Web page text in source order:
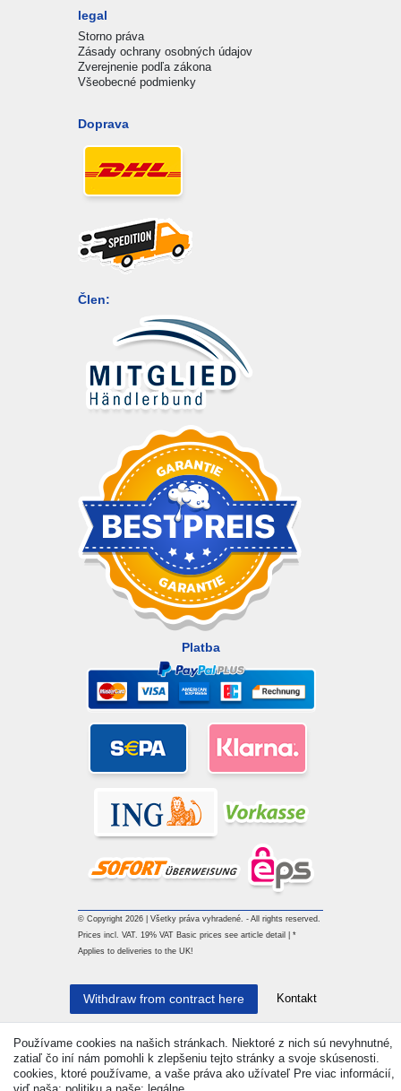
legal
Storno práva
Zásady ochrany osobných údajov
Zverejnenie podľa zákona
Všeobecné podmienky
Doprava
Člen:
Platba
© Copyright 2026 | Všetky práva vyhradené. - All rights reserved.
Prices incl. VAT. 19% VAT Basic prices see article detail | *
Applies to deliveries to the UK!
Používame cookies na našich stránkach. Niektoré z nich sú nevyhnutné,
zatiaľ čo iní nám pomohli k zlepšeniu tejto stránky a svoje skúsenosti.
cookies, ktoré používame, a vaše práva ako užívateľ Pre viac informácií,
Withdraw from contract here Kontakt